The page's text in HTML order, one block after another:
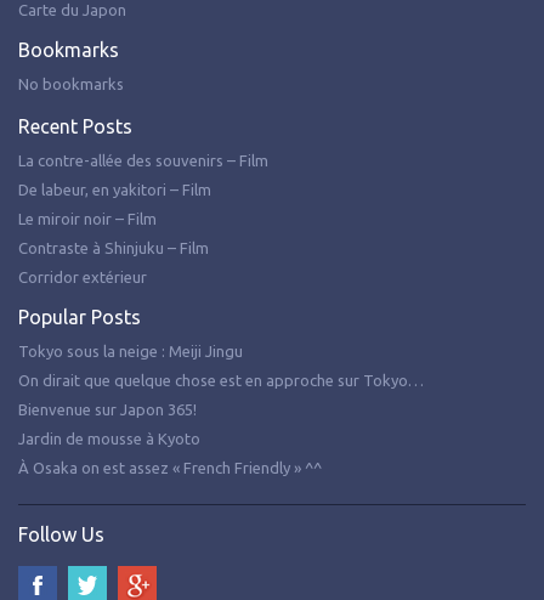
Carte du Japon
Bookmarks
No bookmarks
Recent Posts
La contre-allée des souvenirs – Film
De labeur, en yakitori – Film
Le miroir noir – Film
Contraste à Shinjuku – Film
Corridor extérieur
Popular Posts
Tokyo sous la neige : Meiji Jingu
On dirait que quelque chose est en approche sur Tokyo…
Bienvenue sur Japon 365!
Jardin de mousse à Kyoto
À Osaka on est assez « French Friendly » ^^
Follow Us